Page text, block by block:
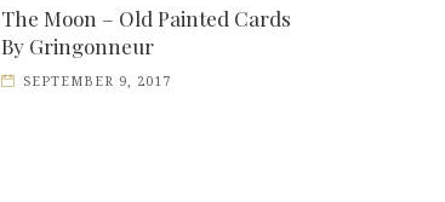
The Moon – Old Painted Cards
By Gringonneur
SEPTEMBER 9, 2017